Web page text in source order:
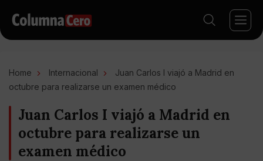
Home Internacional
Juan Carlos I viajó a Madrid en
octubre para realizarse un examen médico
Juan Carlos I viajó a Madrid en
octubre para realizarse un
examen médico